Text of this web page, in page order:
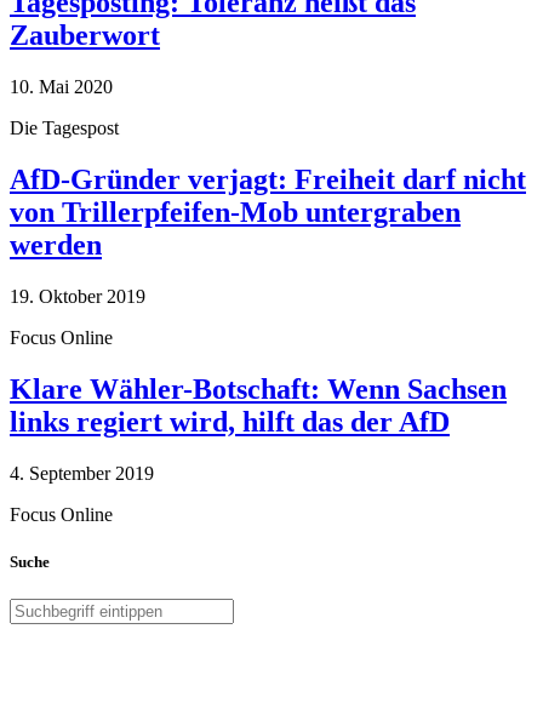
Zauberwort
10. Mai 2020
Die Tagespost
AfD-Gründer verjagt: Freiheit darf nicht
von Trillerpfeifen-Mob untergraben
werden
19. Oktober 2019
Focus Online
Klare Wähler-Botschaft: Wenn Sachsen
links regiert wird, hilft das der AfD
4. September 2019
Focus Online
Suche